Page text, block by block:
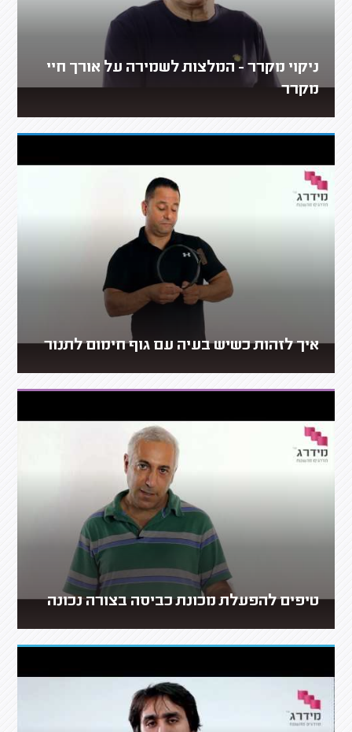
ניקוי מקרר - המלצות לשמירה על אורך חיי
מקרר
איך לזהות כשיש בעיה עם גוף חימום לתנור
טיפים להפעלת מכונת כביסה בצורה נכונה